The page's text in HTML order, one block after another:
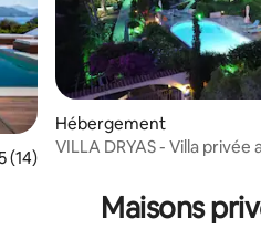
moyenne sur la base de
(14)
Hébergement
VILLA DRYAS - Villa privée
Maisons